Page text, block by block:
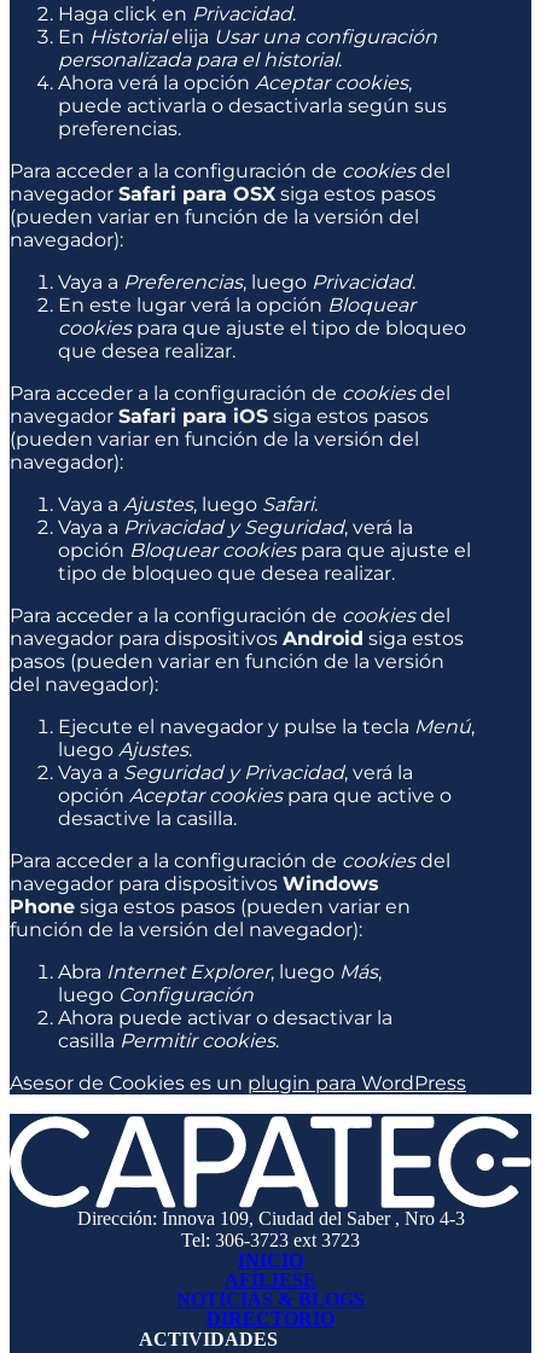
Haga click en Privacidad.
En Historialelija Usar una configuración
personalizada para el historial.
Ahora verá la opción Aceptar cookies,
puede activarla o desactivarla según sus
preferencias.
Para acceder a la configuración de cookiesdel
navegador Safari para OSX siga estos pasos
(pueden variar en función de la versión del
navegador):
Vaya a Preferencias, luego Privacidad.
En este lugar verá la opción Bloquear
cookiespara que ajuste el tipo de bloqueo
que desea realizar.
Para acceder a la configuración de cookiesdel
navegador Safari para iOS siga estos pasos
(pueden variar en función de la versión del
navegador):
Vaya a Ajustes, luego Safari.
Vaya a Privacidad y Seguridad, verá la
opción Bloquear cookiespara que ajuste el
tipo de bloqueo que desea realizar.
Para acceder a la configuración de cookiesdel
navegador para dispositivos Android siga estos
pasos (pueden variar en función de la versión
del navegador):
Ejecute el navegador y pulse la tecla Menú,
luego Ajustes.
Vaya a Seguridad y Privacidad, verá la
opción Aceptar cookiespara que active o
desactive la casilla.
Para acceder a la configuración de cookiesdel
navegador para dispositivos Windows
Phone siga estos pasos (pueden variar en
función de la versión del navegador):
Abra Internet Explorer, luego Más,
luego Configuración
Ahora puede activar o desactivar la
casilla Permitir cookies.
Asesor de Cookies es un plugin para WordPress
Dirección: Innova 109, Ciudad del Saber , Nro 4-3
Tel: 306-3723 ext 3723
INICIO
AFÍLIESE
NOTICIAS & BLOGS
DIRECTORIO
ACTIVIDADES